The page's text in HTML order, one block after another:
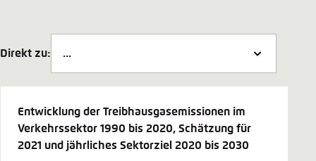
Direkt zu:
Entwicklung der Treibhausgasemissionen im
Verkehrssektor 1990 bis 2020, Schätzung für
2021 und jährliches Sektorziel 2020 bis 2030